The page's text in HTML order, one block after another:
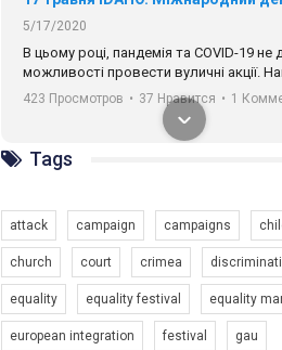
5/17/2020
В цьому році, пандемія та COVІD-19 не
можливості провести вуличні акції.
звернення про те, що навіть коли ми у
містах та не можемо зустрінеться, ми
закликаємо всіх хто поділяє цінності
солідарності, приєднатися до нас.
підрозділи ГАУ є в 16 областях України.
423 Просмотров • 37 Нравится • 1
Tags
attack campaign campaigns
church court crimea
equality equality festival equality
european integration festival gau